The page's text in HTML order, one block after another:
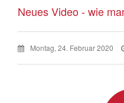
Neues Video - wie
Montag, 24. Februar 2020